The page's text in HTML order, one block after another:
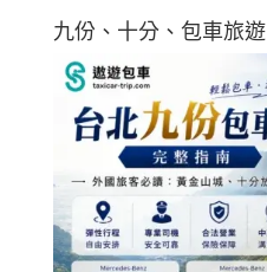
九份、十分、包車旅遊